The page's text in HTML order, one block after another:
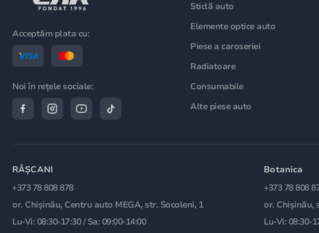
Acceptăm plata cu:
Noi în rețele sociale:
Sticlă auto
Elemente optice auto
Piese a caroseriei
Radiatoare
Consumabile
Alte piese auto
RÂȘCANI
+373 78 808 878
or. Chișinău, Centru auto MEGA, str. Socoleni, 1
Lu-Vi: 08:30-17:30 / Sa: 09:00-14:00
Botanica
+373 78 808
or. Chișinău,
Lu-Vi: 08:30-